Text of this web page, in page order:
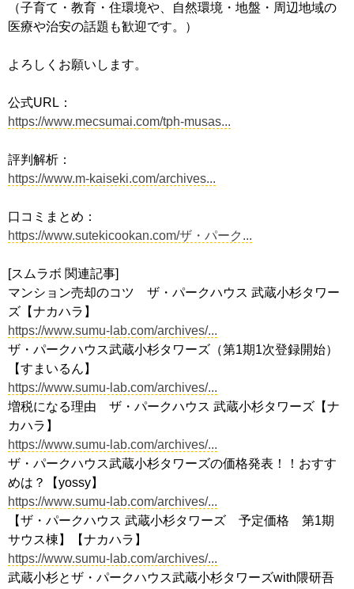
（子育て・教育・住環境や、自然環境・地盤・周辺地域の
医療や治安の話題も歓迎です。）
よろしくお願いします。
公式URL：
https://www.mecsumai.com/tph-musas...
評判解析：
https://www.m-kaiseki.com/archives...
口コミまとめ：
https://www.sutekicookan.com/ザ・パーク...
[スムラボ 関連記事]
マンション売却のコツ ザ・パークハウス 武蔵小杉タワー
ズ【ナカハラ】
https://www.sumu-lab.com/archives/...
ザ・パークハウス武蔵小杉タワーズ（第1期1次登録開始）
【すまいるん】
https://www.sumu-lab.com/archives/...
増税になる理由 ザ・パークハウス 武蔵小杉タワーズ【ナ
カハラ】
https://www.sumu-lab.com/archives/...
ザ・パークハウス武蔵小杉タワーズの価格発表！！おすす
めは？【yossy】
https://www.sumu-lab.com/archives/...
【ザ・パークハウス 武蔵小杉タワーズ 予定価格 第1期
サウス棟】【ナカハラ】
https://www.sumu-lab.com/archives/...
武蔵小杉とザ・パークハウス武蔵小杉タワーズwith隈研吾